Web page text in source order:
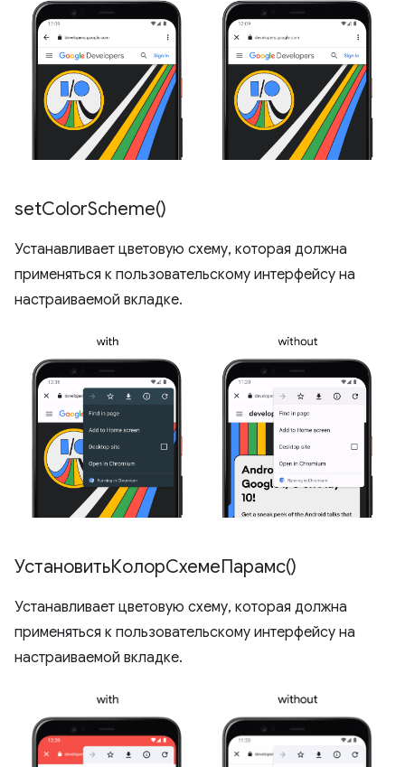
setColorScheme()
Устанавливает цветовую схему, которая должна
применяться к пользовательскому интерфейсу на
настраиваемой вкладке.
УстановитьКолорСхемеПарамс()
Устанавливает цветовую схему, которая должна
применяться к пользовательскому интерфейсу на
настраиваемой вкладке.